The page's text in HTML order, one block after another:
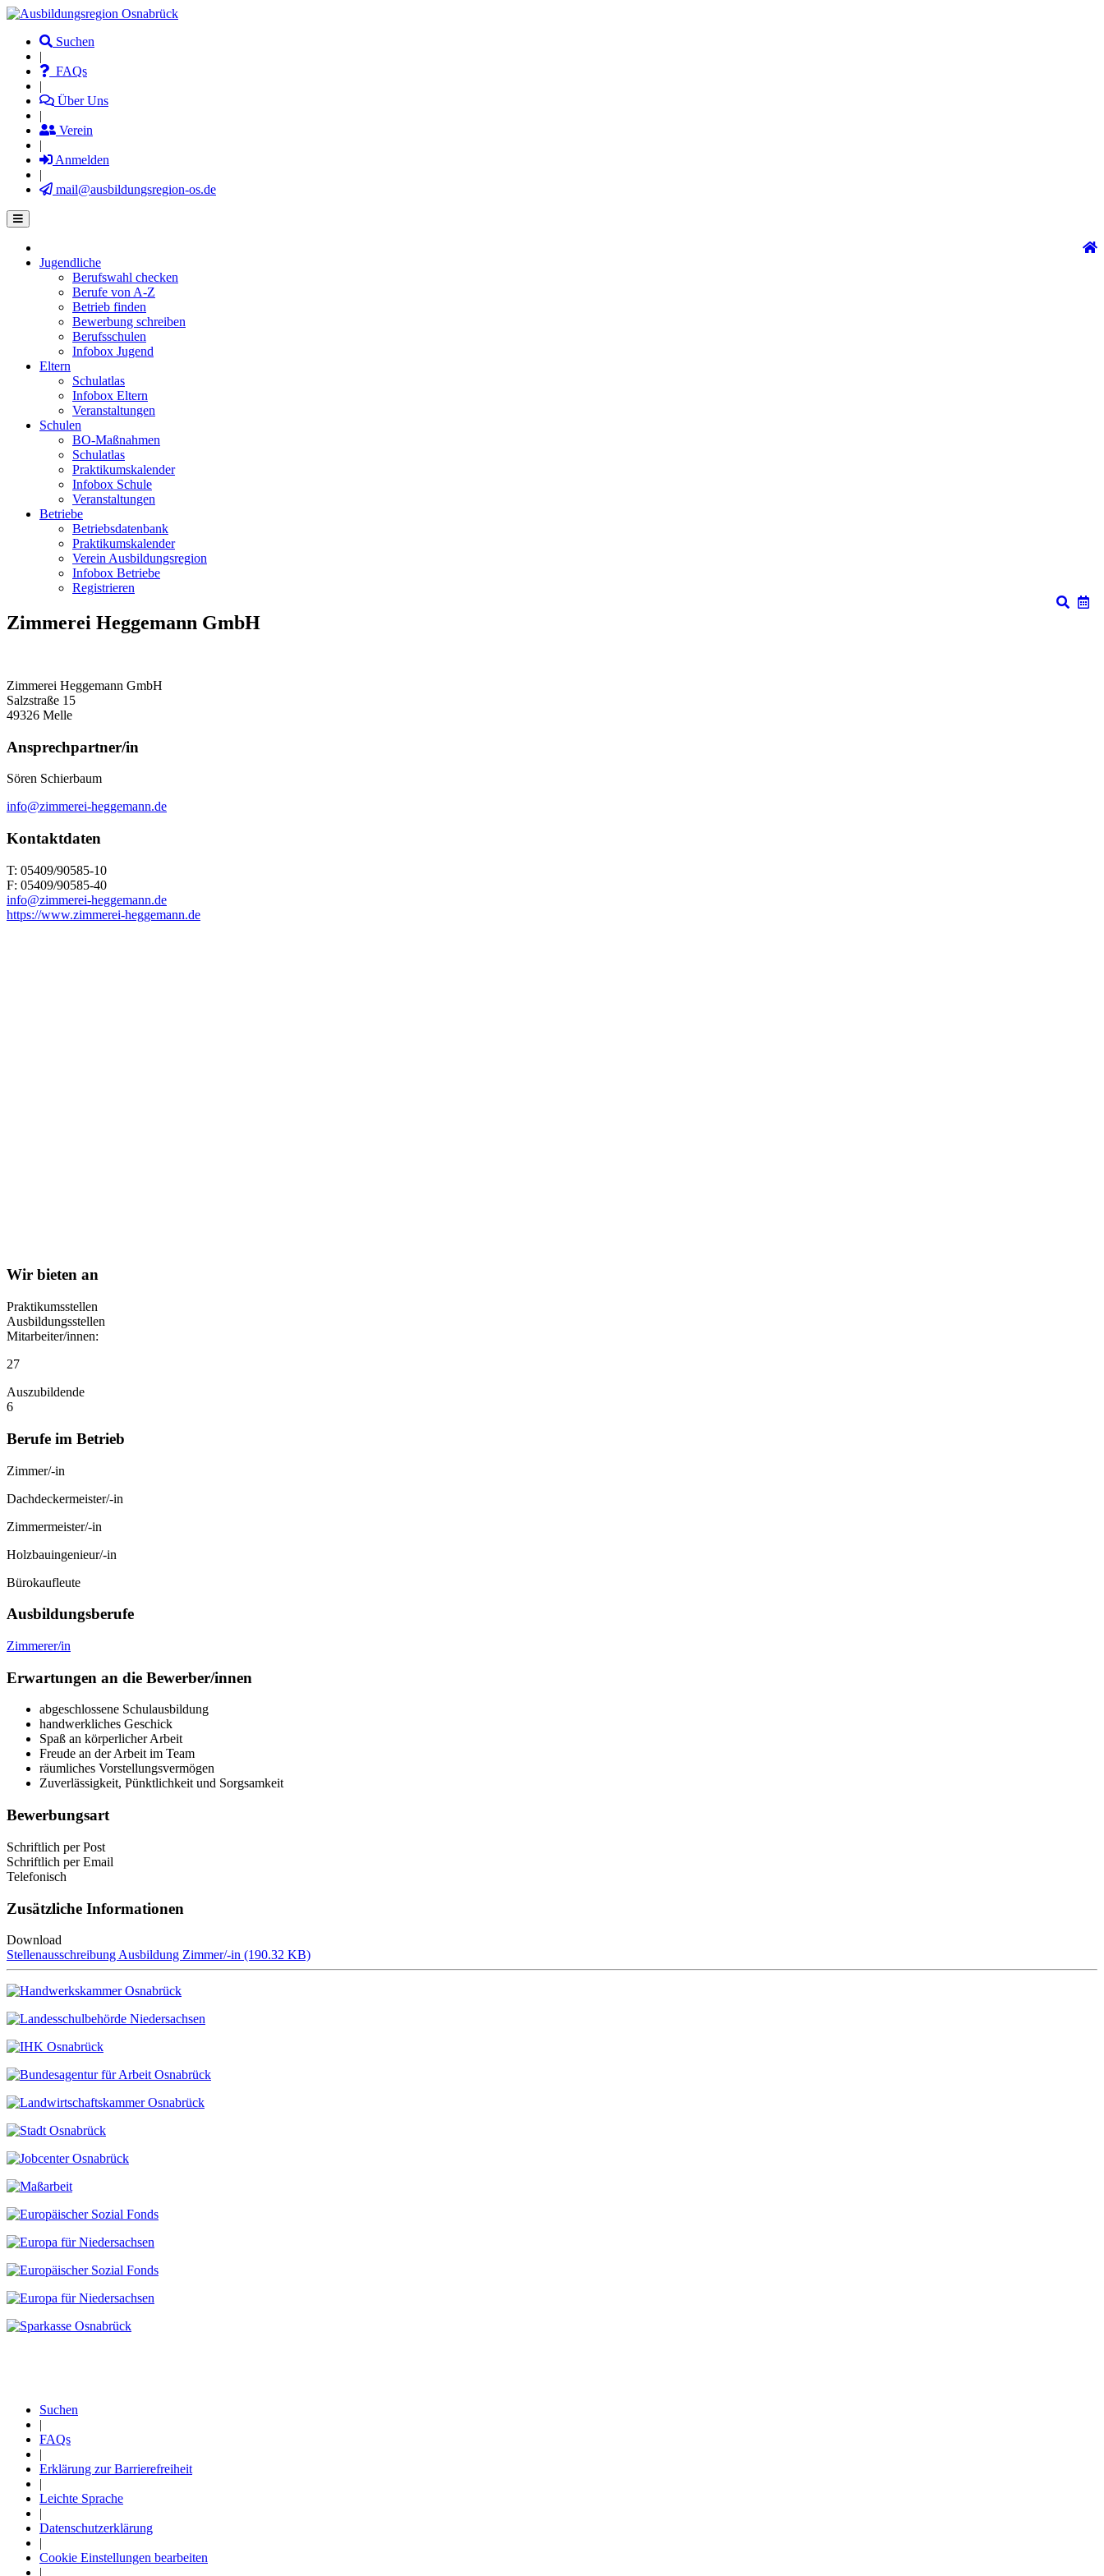
Direkt
Inhalt
Suchen
|
FAQs
|
Über Uns
|
Verein
|
Anmelden
|
mail@ausbildungsregion-os.de
Main
navigation
Jugendliche
Berufswahl checken
Berufe von A-Z
Betrieb finden
Bewerbung schreiben
Berufsschulen
Infobox Jugend
Eltern
Schulatlas
Infobox Eltern
Veranstaltungen
Schulen
BO-Maßnahmen
Schulatlas
Praktikumskalender
Infobox Schule
Veranstaltungen
Betriebe
Betriebsdatenbank
Praktikumskalender
Verein Ausbildungsregion
Infobox Betriebe
Registrieren
Zimmerei Heggemann GmbH
Zimmerei Heggemann GmbH
Salzstraße 15
49326 Melle
Ansprechpartner/in
Sören Schierbaum
info@zimmerei-heggemann.de
Kontaktdaten
T: 05409/90585-10
F: 05409/90585-40
info@zimmerei-heggemann.de
https://www.zimmerei-heggemann.de
Wir bieten an
Praktikumsstellen
Ausbildungsstellen
Mitarbeiter/innen:
27
Auszubildende
6
Berufe im Betrieb
Zimmer/-in
Dachdeckermeister/-in
Zimmermeister/-in
Holzbauingenieur/-in
Bürokaufleute
Ausbildungsberufe
Zimmerer/in
Erwartungen an die Bewerber/innen
abgeschlossene Schulausbildung
handwerkliches Geschick
Spaß an körperlicher Arbeit
Freude an der Arbeit im Team
räumliches Vorstellungsvermögen
Zuverlässigkeit, Pünktlichkeit und Sorgsamkeit
Bewerbungsart
Schriftlich per Post
Schriftlich per Email
Telefonisch
Zusätzliche Informationen
Download
File
Stellenausschreibung Ausbildung Zimmer/-in (190.32 KB)
Fußzeile
Suchen
|
FAQs
|
Erklärung zur Barrierefreiheit
|
Leichte Sprache
|
Datenschutzerklärung
|
Cookie Einstellungen bearbeiten
|